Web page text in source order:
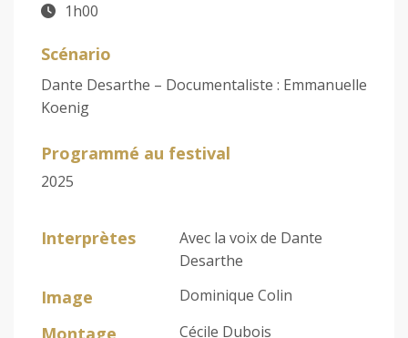
1h00
Scénario
Dante Desarthe – Documentaliste : Emmanuelle
Koenig
Programmé au festival
2025
Interprètes
Avec la voix de Dante
Desarthe
Image Dominique Colin
Cécile Dubois